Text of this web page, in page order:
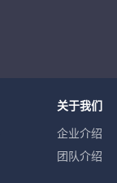
关于我们
企业介绍
团队介绍